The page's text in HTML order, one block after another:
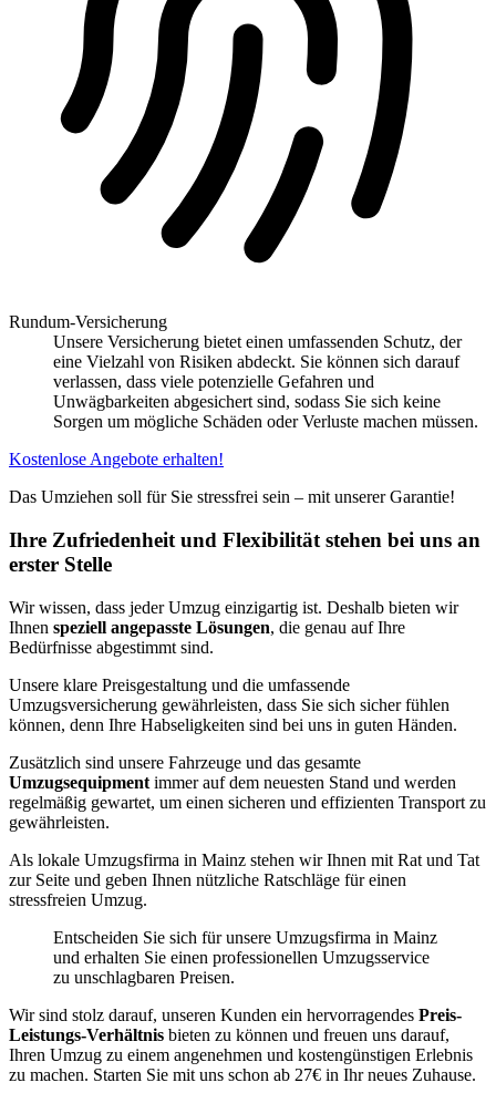
Rundum-Versicherung
Unsere Versicherung bietet einen umfassenden Schutz, der
eine Vielzahl von Risiken abdeckt. Sie können sich darauf
verlassen, dass viele potenzielle Gefahren und
Unwägbarkeiten abgesichert sind, sodass Sie sich keine
Sorgen um mögliche Schäden oder Verluste machen müssen.
Kostenlose Angebote erhalten!
Das Umziehen soll für Sie stressfrei sein – mit unserer Garantie!
Ihre Zufriedenheit und Flexibilität stehen bei uns an
erster Stelle
Wir wissen, dass jeder Umzug einzigartig ist. Deshalb bieten wir
Ihnen speziell angepasste Lösungen, die genau auf Ihre
Bedürfnisse abgestimmt sind.
Unsere klare Preisgestaltung und die umfassende
Umzugsversicherung gewährleisten, dass Sie sich sicher fühlen
können, denn Ihre Habseligkeiten sind bei uns in guten Händen.
Zusätzlich sind unsere Fahrzeuge und das gesamte
Umzugsequipment immer auf dem neuesten Stand und werden
regelmäßig gewartet, um einen sicheren und effizienten Transport zu
gewährleisten.
Als lokale Umzugsfirma in Mainz stehen wir Ihnen mit Rat und Tat
zur Seite und geben Ihnen nützliche Ratschläge für einen
stressfreien Umzug.
Entscheiden Sie sich für unsere Umzugsfirma in Mainz
und erhalten Sie einen professionellen Umzugsservice
zu unschlagbaren Preisen.
Wir sind stolz darauf, unseren Kunden ein hervorragendes Preis-
Leistungs-Verhältnis bieten zu können und freuen uns darauf,
Ihren Umzug zu einem angenehmen und kostengünstigen Erlebnis
zu machen. Starten Sie mit uns schon ab 27€ in Ihr neues Zuhause.